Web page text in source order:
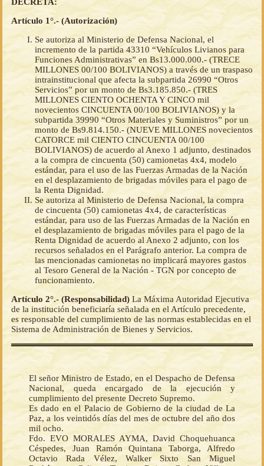
Artículo 1°.- (Autorización)
Se autoriza al Ministerio de Defensa Nacional, el
incremento de la partida 43310 “Vehículos Livianos para
Funciones Administrativas” en Bs13.000.000.- (TRECE
MILLONES 00/100 BOLIVIANOS) a través de un traspaso
intrainstitucional que afecta la subpartida 26990 “Otros
Servicios” por un monto de Bs3.185.850.- (TRES
MILLONES CIENTO OCHENTA Y CINCO mil
novecientos CINCUENTA 00/100 BOLIVIANOS) y la
subpartida 39990 “Otros Materiales y Suministros” por un
monto de Bs9.814.150.- (NUEVE MILLONES novecientos
CATORCE mil CIENTO CINCUENTA 00/100
BOLIVIANOS) de acuerdo al Anexo 1 adjunto, destinados
a la compra de cincuenta (50) camionetas 4x4, modelo
estándar, para el uso de las Fuerzas Armadas de la Nación
en el desplazamiento de brigadas móviles para el pago de
la Renta Dignidad.
Se autoriza al Ministerio de Defensa Nacional, la compra
de cincuenta (50) camionetas 4x4, de características
estándar, para uso de las Fuerzas Armadas de la Nación en
el desplazamiento de brigadas móviles para el pago de la
Renta Dignidad de acuerdo al Anexo 2 adjunto, con los
recursos señalados en el Parágrafo anterior. La compra de
las mencionadas camionetas no implicará mayores gastos
al Tesoro General de la Nación - TGN por concepto de
funcionamiento.
Artículo 2°.- (Responsabilidad) La Máxima Autoridad Ejecutiva
de la institución beneficiaría señalada en el Artículo precedente,
es responsable del cumplimiento de las normas establecidas en el
Sistema de Administración de Bienes y Servicios.
El señor Ministro de Estado, en el Despacho de Defensa
Nacional, queda encargado de la ejecución y
cumplimiento del presente Decreto Supremo.
Es dado en el Palacio de Gobierno de la ciudad de La
Paz, a los veintidós días del mes de octubre del año dos
mil ocho.
Fdo. EVO MORALES AYMA, David Choquehuanca
Céspedes, Juan Ramón Quintana Taborga, Alfredo
Octavio Rada Vélez, Walker Sixto San Miguel